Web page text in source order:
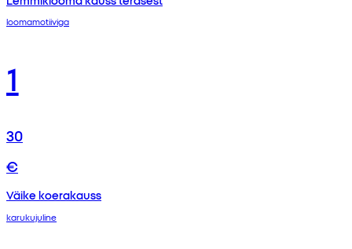
loomamotiiviga
1
30
€
Väike koerakauss
karukujuline